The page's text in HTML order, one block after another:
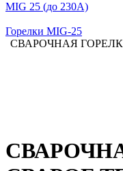
MIG 25 (до 230А)
Горелки MIG-25
СВАРОЧНАЯ